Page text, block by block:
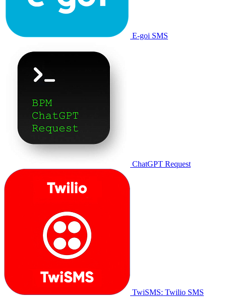
E-goi SMS
ChatGPT Request
TwiSMS: Twilio SMS